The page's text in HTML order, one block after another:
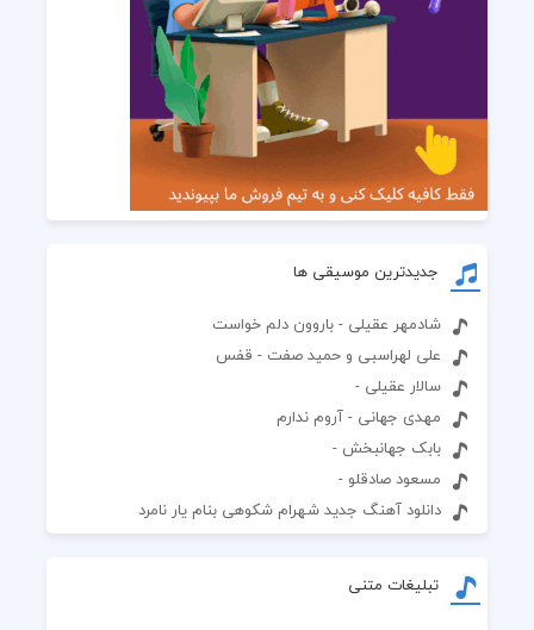
جدیدترین موسیقی ها
شادمهر عقیلی - باروون دلم خواست
علی لهراسبی و حمید صفت - قفس
سالار عقیلی -
مهدی جهانی - آروم ندارم
بابک جهانبخش -
مسعود صادقلو -
دانلود آهنگ جدید شهرام شکوهی بنام یار نامرد
تبلیغات متنی